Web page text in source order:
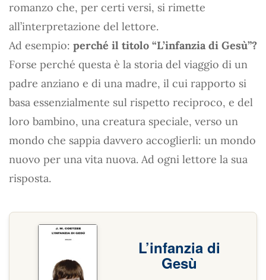
romanzo che, per certi versi, si rimette
all’interpretazione del lettore.
Ad esempio: perché il titolo “L’infanzia di Gesù”?
Forse perché questa è la storia del viaggio di un
padre anziano e di una madre, il cui rapporto si
basa essenzialmente sul rispetto reciproco, e del
loro bambino, una creatura speciale, verso un
mondo che sappia davvero accoglierli: un mondo
nuovo per una vita nuova. Ad ogni lettore la sua
risposta.
L’infanzia di
Gesù